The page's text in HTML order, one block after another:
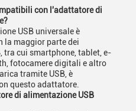
con l'adattatore di
USB universale è
la maggior parte dei
cui smartphone, tablet, e-
fotocamere digitali e altro
tramite USB, è
questo adattatore.
di alimentazione USB